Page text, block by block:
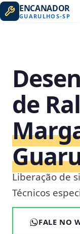
ENCANADOR
GUARULHOS-SP
de
Liberação de
Técnicos
FALE NO